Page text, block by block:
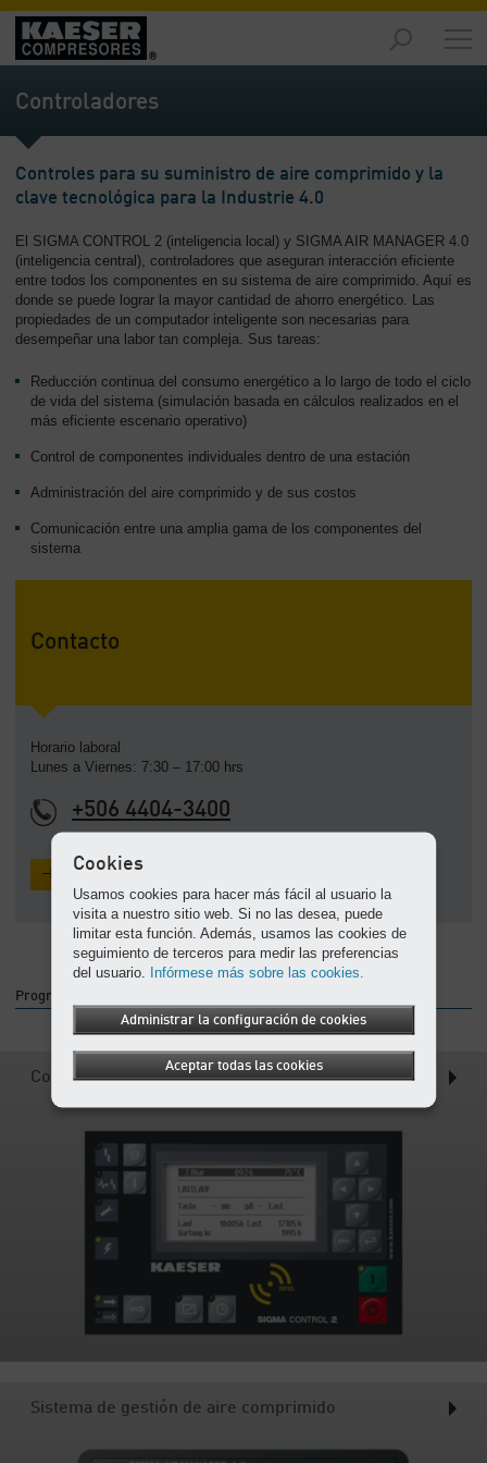
Productos
y
soluciones
-
Servicios
Contenido
Recursos
de
aire
-
Contenido
Conozca
-
Contenido
Controladores
Controles para su suministro de aire comprimido y la
clave tecnológica para la Industrie 4.0
El SIGMA CONTROL 2 (inteligencia local) y SIGMA AIR MANAGER 4.0
(inteligencia central), controladores que aseguran interacción eficiente
entre todos los componentes en su sistema de aire comprimido. Aquí es
donde se puede lograr la mayor cantidad de ahorro energético. Las
propiedades de un computador inteligente son necesarias para
desempeñar una labor tan compleja. Sus tareas:
Reducción continua del consumo energético a lo largo de todo el ciclo
de vida del sistema (simulación basada en cálculos realizados en el
más eficiente escenario operativo)
Control de componentes individuales dentro de una estación
Administración del aire comprimido y de sus costos
Comunicación entre una amplia gama de los componentes del
sistema
Contacto
Horario laboral
Lunes a Viernes: 7:30 – 17:00 hrs
+506 4404-3400
Programa completo de nuestros controladores
Controladores de equipos
Sistema de gestión de aire comprimido
Cookies
Usamos cookies para hacer más fácil al usuario la
visita a nuestro sitio web. Si no las desea, puede
limitar esta función. Además, usamos las cookies de
seguimiento de terceros para medir las preferencias
del usuario. Infórmese más sobre las cookies.
Administrar la configuración de cookies
Aceptar todas las cookies